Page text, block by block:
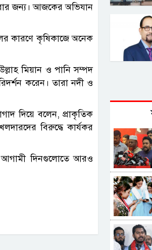
জন্য। আজকের অভিযান
কারণে কৃষিকাজে অনেক
মিয়ান ও পানি সম্পদ
করেন। তারা নদী ও
দিয়ে বলেন, প্রাকৃতিক
বিরুদ্ধে কার্যকর
আগামী দিনগুলোতে আরও